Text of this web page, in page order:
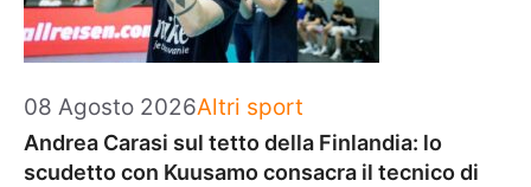
08 Agosto 2026Categorie
Altri sport
Andrea Carasi sul tetto della Finlandia: lo
scudetto con Kuusamo consacra il tecnico di